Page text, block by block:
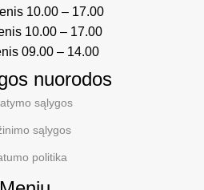
10.00 – 17.00
10.00 – 17.00
09.00 – 14.00
nuorodos
sąlygos
sąlygos
politika